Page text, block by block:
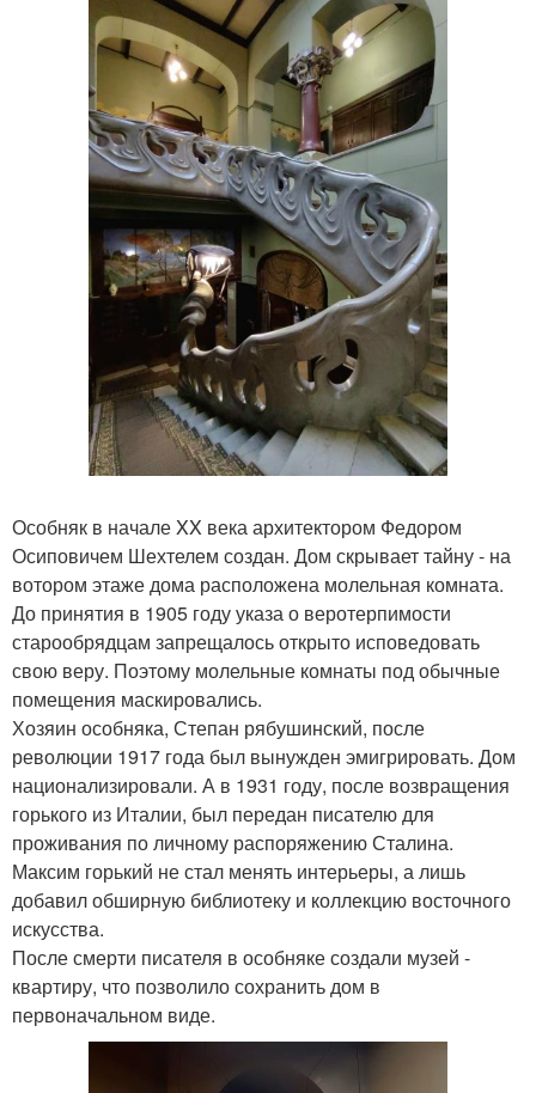
Особняк в начале XX века архитектором Федором
Осиповичем Шехтелем создан. Дом скрывает тайну - на
вотором этаже дома расположена молельная комната.
До принятия в 1905 году указа о веротерпимости
старообрядцам запрещалось открыто исповедовать
свою веру. Поэтому молельные комнаты под обычные
помещения маскировались.
Хозяин особняка, Степан рябушинский, после
революции 1917 года был вынужден эмигрировать. Дом
национализировали. А в 1931 году, после возвращения
горького из Италии, был передан писателю для
проживания по личному распоряжению Сталина.
Максим горький не стал менять интерьеры, а лишь
добавил обширную библиотеку и коллекцию восточного
искусства.
После смерти писателя в особняке создали музей -
квартиру, что позволило сохранить дом в
первоначальном виде.